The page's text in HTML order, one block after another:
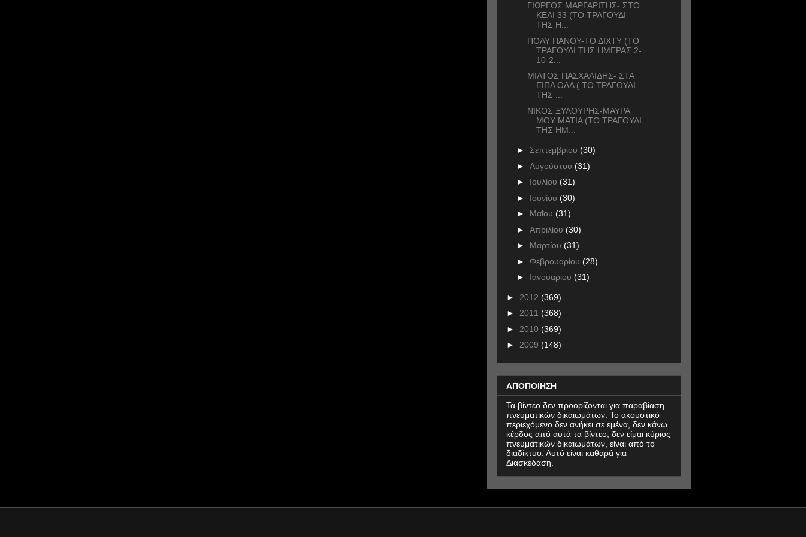
ΓΙΩΡΓΟΣ ΜΑΡΓΑΡΙΤΗΣ- ΣΤΟ
ΚΕΛΙ 33 (ΤΟ ΤΡΑΓΟΥΔΙ
ΤΗΣ Η...
ΠΟΛΥ ΠΑΝΟΥ-ΤΟ ΔΙΧΤΥ (ΤΟ
ΤΡΑΓΟΥΔΙ ΤΗΣ ΗΜΕΡΑΣ 2-
10-2...
ΜΙΛΤΟΣ ΠΑΣΧΑΛΙΔΗΣ- ΣΤΑ
ΕΙΠΑ ΟΛΑ ( ΤΟ ΤΡΑΓΟΥΔΙ
ΤΗΣ ...
ΝΙΚΟΣ ΞΥΛΟΥΡΗΣ-ΜΑΥΡΑ
ΜΟΥ ΜΑΤΙΑ (ΤΟ ΤΡΑΓΟΥΔΙ
ΤΗΣ ΗΜ...
► Σεπτεμβρίου (30)
► Αυγούστου (31)
► Ιουλίου (31)
► Ιουνίου (30)
► Μαΐου (31)
► Απριλίου (30)
► Μαρτίου (31)
► Φεβρουαρίου (28)
► Ιανουαρίου (31)
► 2012 (369)
► 2011 (368)
► 2010 (369)
► 2009 (148)
ΑΠΟΠΟΙΗΣΗ
Τα βίντεο δεν προορίζονται για παραβίαση
πνευματικών δικαιωμάτων. Το ακουστικό
περιεχόμενο δεν ανήκει σε εμένα, δεν κάνω
κέρδος από αυτά τα βίντεο, δεν είμαι κύριος
πνευματικών δικαιωμάτων, είναι από το
διαδίκτυο. Αυτό είναι καθαρά για
Διασκέδαση.